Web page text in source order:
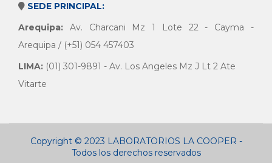
SEDE PRINCIPAL:
Arequipa: Av. Charcani Mz 1 Lote 22 - Cayma -
Arequipa / (+51) 054 457403
LIMA: (01) 301-9891 - Av. Los Angeles Mz J Lt 2 Ate
Vitarte
Copyright © 2023 LABORATORIOS LA COOPER -
Todos los derechos reservados